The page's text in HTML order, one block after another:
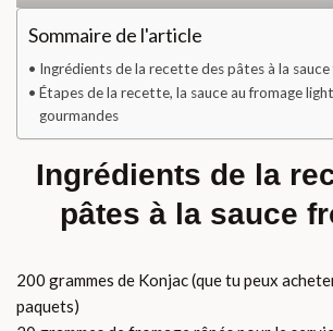
Sommaire de l'article
Ingrédients de la recette des pâtes à la
Étapes de la recette, la sauce au fromage
gourmandes
Ingrédients de la
pâtes à la sauce
200 grammes de Konjac (que tu peux
paquets)